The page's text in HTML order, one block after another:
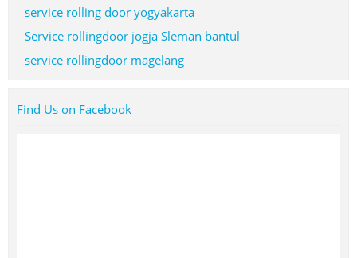
service rolling door yogyakarta
Service rollingdoor jogja Sleman bantul
service rollingdoor magelang
Find Us on Facebook